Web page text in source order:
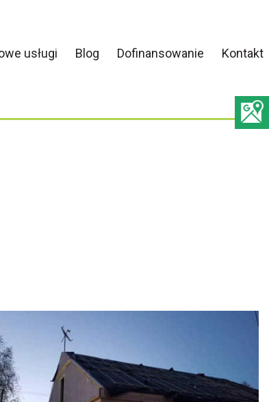
usługi Blog Dofinansowanie Kontakt